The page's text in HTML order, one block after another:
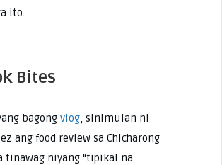
ito.
Bites
bagong vlog, sinimulan ni
ang food review sa Chicharong
tinawag niyang “tipikal na